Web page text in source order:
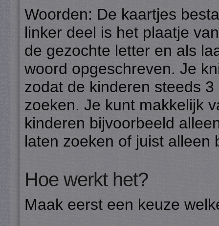
Woorden: De kaartjes
linker deel is het plaatje
de gezochte letter en als
woord opgeschreven. Je
zodat de kinderen steeds
zoeken. Je kunt makkelijk
kinderen bijvoorbeeld
laten zoeken of juist alleen
Hoe werkt het?
Maak eerst een keuze